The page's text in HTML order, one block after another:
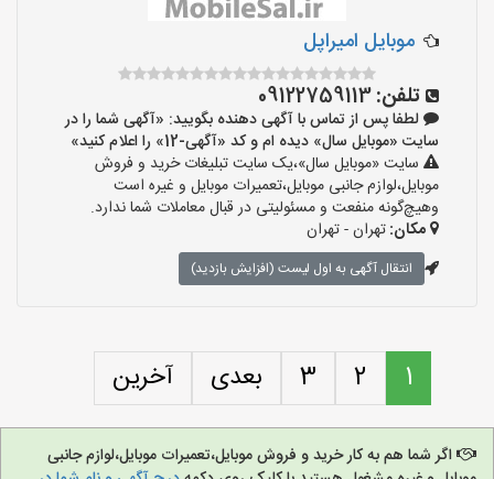
موبایل امیراپل
تلفن:09122759113
لطفا پس از تماس با آگهی دهنده بگویید: «آگهی شما را در
سایت «موبایل سال» دیده ام و کد «آگهی-12» را اعلام کنید»
سایت «موبایل سال»،یک سایت تبلیغات خرید و فروش
موبایل،لوازم جانبی موبایل،تعمیرات موبایل و غیره است
وهیچ‌گونه منفعت و مسئولیتی در قبال معاملات شما ندارد.
مکان:تهران - تهران
انتقال آگهی به اول لیست (افزایش بازدید)
1
2
3 بعدی آخرین
اگر شما هم به کار خرید و فروش موبایل،تعمیرات موبایل،لوازم جانبی